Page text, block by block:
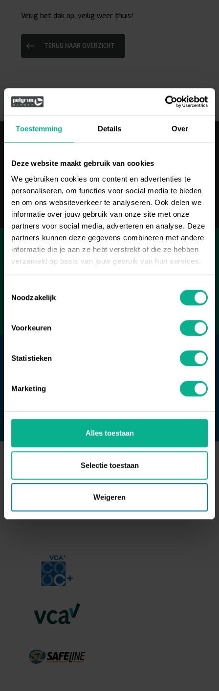
Toestemming Details Over
Deze website maakt gebruik van cookies
We gebruiken cookies om content en advertenties te
personaliseren, om functies voor social media te bieden
en om ons websiteverkeer te analyseren. Ook delen we
informatie over jouw gebruik van onze site met onze
partners voor social media, adverteren en analyse. Deze
partners kunnen deze gegevens combineren met andere
informatie die je aan ze hebt verstrekt of die ze hebben
verzameld op basis van jouw gebruik van hun services.
Noodzakelijk
Voorkeuren
Statistieken
Marketing
Alles toestaan
Selectie toestaan
Weigeren
Veilig het dak op, veilig weer thuis!
TERUG NAAR OVERZICHT
SAFELINE LIJNSYSTEMEN
MEER INFORMATIE
SAFELOCK ANKERPUNTEN
SafeLine Producten
KWALITEIT VOLGENS DE HOOGSTE NORM